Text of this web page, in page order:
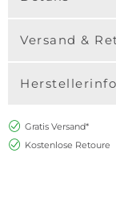
Versand &
Gratis Versand*
Kostenlose Retoure